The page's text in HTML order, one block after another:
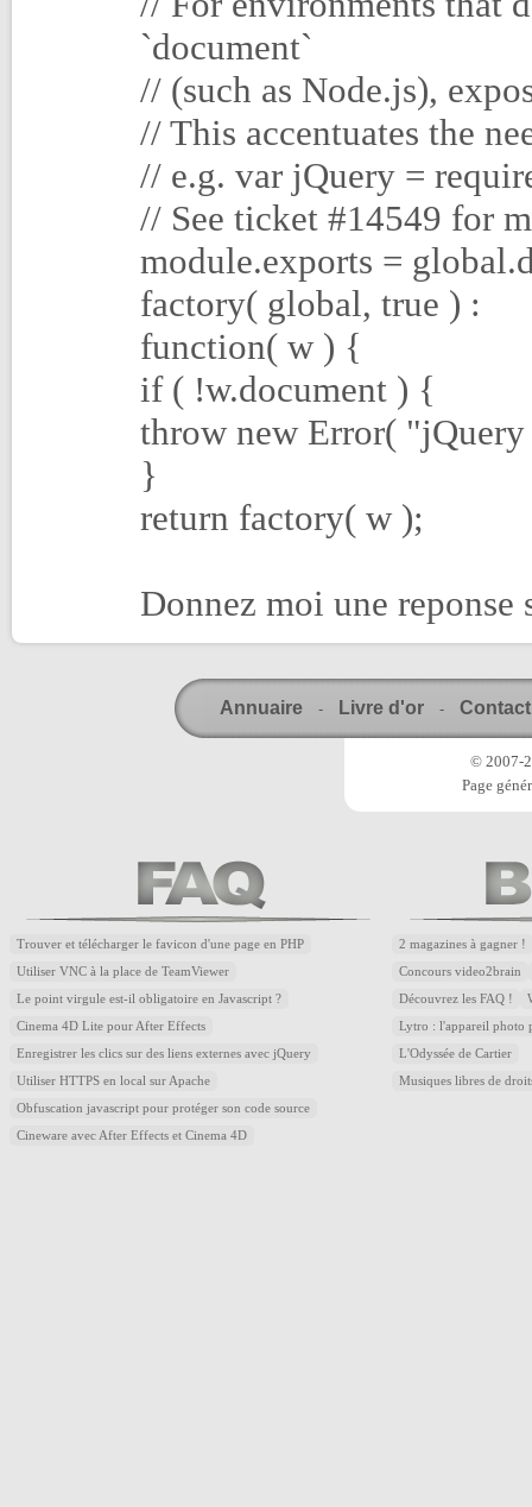
`document`
// (such as Node.js),
// This accentuates the
// e.g. var jQuery =
// See ticket #14549 for
module.exports =
factory( global, true ) :
function( w ) {
if ( !w.document ) {
throw new Error(
}
return factory( w );
Donnez moi une reponse
Annuaire - Livre d'or - Contact
© 2007-
Page
Trouver et télécharger le favicon d'une page en PHP
Utiliser VNC à la place de TeamViewer
Le point virgule est-il obligatoire en Javascript ?
Cinema 4D Lite pour After Effects
Enregistrer les clics sur des liens externes avec jQuery
Utiliser HTTPS en local sur Apache
Obfuscation javascript pour protéger son code source
Cineware avec After Effects et Cinema 4D
2 magazines à gagner !
Concours video2brain
Découvrez les FAQ !
Lytro : l'appareil photo
L'Odyssée de Cartier
Musiques libres de